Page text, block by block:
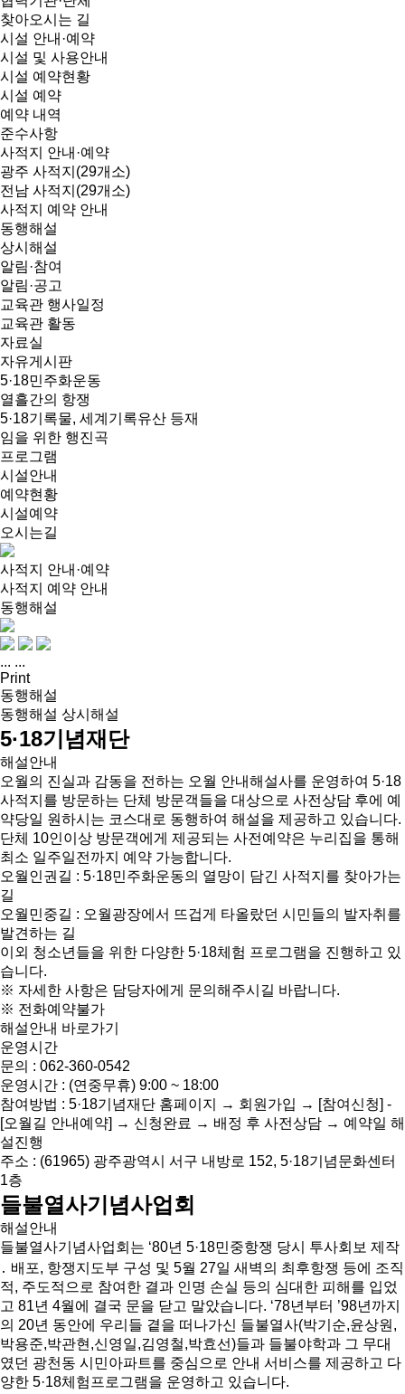
찾아오시는 길
시설 안내·예약
시설 및 사용안내
시설 예약현황
시설 예약
예약 내역
준수사항
사적지 안내·예약
광주 사적지(29개소)
전남 사적지(29개소)
사적지 예약 안내
동행해설
상시해설
알림·참여
알림·공고
교육관 행사일정
교육관 활동
자료실
자유게시판
5·18민주화운동
열흘간의 항쟁
5·18기록물, 세계기록유산 등재
임을 위한 행진곡
프로그램
시설안내
예약현황
시설예약
오시는길
사적지 안내·예약
사적지 예약 안내
동행해설
... ...
Print
동행해설
동행해설 상시해설
5·18기념재단
해설안내
오월의 진실과 감동을 전하는 오월 안내해설사를 운영하여 5·18
사적지를 방문하는 단체 방문객들을 대상으로 사전상담 후에 예
약당일 원하시는 코스대로 동행하여 해설을 제공하고 있습니다.
단체 10인이상 방문객에게 제공되는 사전예약은 누리집을 통해
최소 일주일전까지 예약 가능합니다.
오월인권길 : 5·18민주화운동의 열망이 담긴 사적지를 찾아가는
길
오월민중길 : 오월광장에서 뜨겁게 타올랐던 시민들의 발자취를
발견하는 길
이외 청소년들을 위한 다양한 5·18체험 프로그램을 진행하고 있
습니다.
※ 자세한 사항은 담당자에게 문의해주시길 바랍니다.
※ 전화예약불가
해설안내 바로가기
운영시간
문의 : 062-360-0542
운영시간 : (연중무휴) 9:00 ~ 18:00
참여방법 : 5·18기념재단 홈페이지 → 회원가입 → [참여신청] -
[오월길 안내예약] → 신청완료 → 배정 후 사전상담 → 예약일 해
설진행
주소 : (61965) 광주광역시 서구 내방로 152, 5·18기념문화센터
1층
들불열사기념사업회
해설안내
들불열사기념사업회는 ‘80년 5·18민중항쟁 당시 투사회보 제작
․ 배포, 항쟁지도부 구성 및 5월 27일 새벽의 최후항쟁 등에 조직
적, 주도적으로 참여한 결과 인명 손실 등의 심대한 피해를 입었
고 81년 4월에 결국 문을 닫고 말았습니다. ‘78년부터 ’98년까지
의 20년 동안에 우리들 곁을 떠나가신 들불열사(박기순,윤상원,
박용준,박관현,신영일,김영철,박효선)들과 들불야학과 그 무대
였던 광천동 시민아파트를 중심으로 안내 서비스를 제공하고 다
양한 5·18체험프로그램을 운영하고 있습니다.